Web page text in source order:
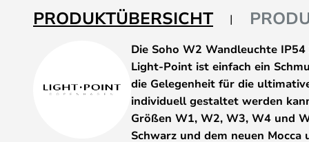
PRODUKTÜBERSICHT
Die Soho W2 Wandleuchte
Light-Point ist einfach ein
die Gelegenheit für die
individuell gestaltet werden
Größen W1, W2, W3, W4 und
Schwarz und dem neuen